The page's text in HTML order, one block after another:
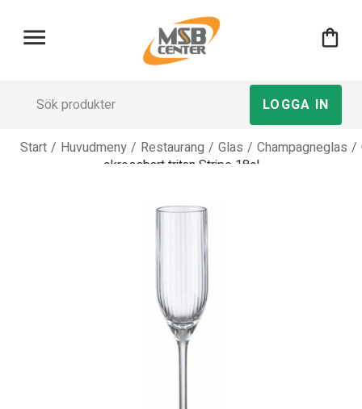
menu shopping_bag
LOGGA IN
Start / Huvudmeny / Restaurang / Glas / Champagneglas /
okrossbart tritan Stripe 18cl